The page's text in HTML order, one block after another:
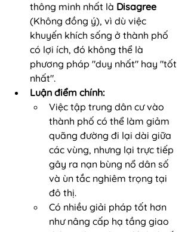
thông minh nhất là Disagree
(Không đồng ý), vì dù việc
khuyến khích sống ở thành phố
có lợi ích, đó không thể là
phương pháp "duy nhất" hay "tốt
nhất".
Luận điểm chính:
Việc tập trung dân cư vào
thành phố có thể làm giảm
quãng đường đi lại dài giữa
các vùng, nhưng lại trực tiếp
gây ra nạn bùng nổ dân số
và ùn tắc nghiêm trọng tại
đô thị.
Có nhiều giải pháp tốt hơn
như nâng cấp hạ tầng giao